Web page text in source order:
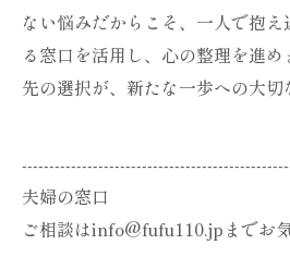
ない悩みだからこそ、一人で抱
る窓口を活用し、心の整理を進
先の選択が、新たな一歩への大切
夫婦の窓口
ご相談はinfo@fufu110.jpまでお